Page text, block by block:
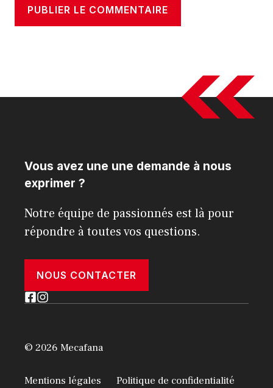
Vous avez une une demande à nous
exprimer ?
Notre équipe de passionnés est là pour
répondre à toutes vos questions.
NOUS CONTACTER
© 2026 Mecafana
Mentions légales Politique de confidentialité